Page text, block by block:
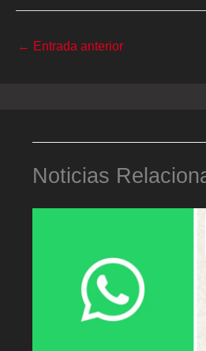
← Entrada anterior
Noticias